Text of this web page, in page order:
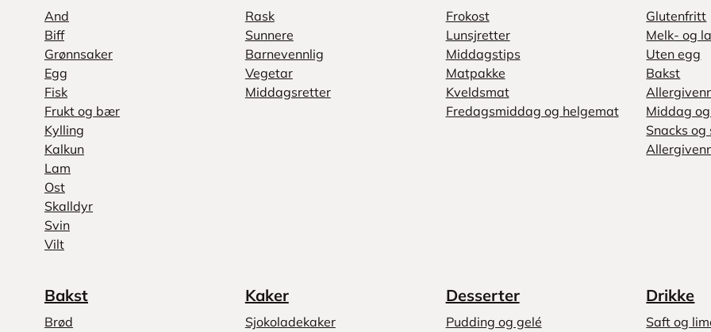
And
Biff
Grønnsaker
Egg
Fisk
Frukt og bær
Kylling
Kalkun
Lam
Ost
Skalldyr
Svin
Vilt
Rask
Sunnere
Barnevennlig
Vegetar
Middagsretter
Frokost
Lunsjretter
Middagstips
Matpakke
Kveldsmat
Fredagsmiddag og helgemat
Glutenfritt
Melk- og
Uten egg
Bakst
Middag
Snacks
Bakst
Brød
Kaker
Sjokoladekaker
Desserter
Pudding og gelé
Drikke
Saft og